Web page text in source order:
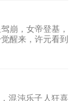
崩，女帝登基，
醒来，许元看到
臂石佛，以及，
成了最终BOSS
混沌乐子人狂喜